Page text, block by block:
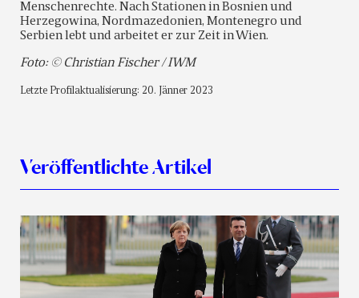
Menschenrechte. Nach Stationen in Bosnien und
Herzegowina, Nordmazedonien, Montenegro und
Serbien lebt und arbeitet er zur Zeit in Wien.
Foto: © Christian Fischer / IWM
Letzte Profilaktualisierung: 20. Jänner 2023
Veröffentlichte Artikel